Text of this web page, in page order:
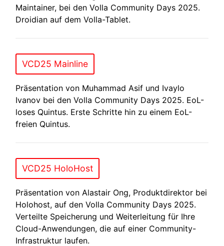
Maintainer, bei den Volla Community Days 2025.
Droidian auf dem Volla-Tablet.
VCD25 Mainline
Präsentation von Muhammad Asif und Ivaylo
Ivanov bei den Volla Community Days 2025. EoL-
loses Quintus. Erste Schritte hin zu einem EoL-
freien Quintus.
VCD25 HoloHost
Präsentation von Alastair Ong, Produktdirektor bei
Holohost, auf den Volla Community Days 2025.
Verteilte Speicherung und Weiterleitung für Ihre
Cloud-Anwendungen, die auf einer Community-
Infrastruktur laufen.